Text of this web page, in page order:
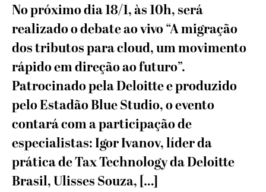
No próximo dia 18/1, às 10h, será
realizado o debate ao vivo “A migração
dos tributos para cloud, um movimento
rápido em direção ao futuro”.
Patrocinado pela Deloitte e produzido
pelo Estadão Blue Studio, o evento
contará com a participação de
especialistas: Igor Ivanov, líder da
prática de Tax Technology da Deloitte
Brasil, Ulisses Souza, […]